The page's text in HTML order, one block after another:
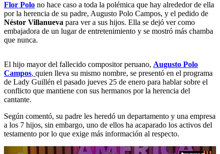
Flor Polo no hace caso a toda la polémica que hay alrededor de ella
por la herencia de su padre, Augusto Polo Campos, y el pedido de
Néstor Villanueva para ver a sus hijos. Ella se dejó ver como
embajadora de un lugar de entretenimiento y se mostró más chamba
que nunca.
El hijo mayor del fallecido compositor peruano, Augusto Polo
Campos, quien lleva su mismo nombre, se presentó en el programa
de Lady Guillén el pasado jueves 25 de enero para hablar sobre el
conflicto que mantiene con sus hermanos por la herencia del
cantante.
Según comentó, su padre les heredó un departamento y una empresa
a los 7 hijos, sin embargo, uno de ellos ha acaparado los activos del
testamento por lo que exige más información al respecto.